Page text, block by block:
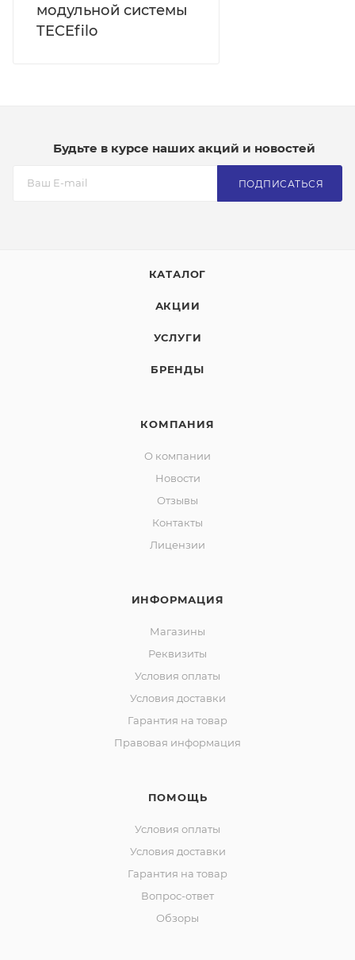
модульной системы
TECEfilo
Будьте в курсе наших акций и новостей
ПОДПИСАТЬСЯ
КАТАЛОГ
АКЦИИ
УСЛУГИ
БРЕНДЫ
КОМПАНИЯ
О компании
Новости
Отзывы
Контакты
Лицензии
ИНФОРМАЦИЯ
Магазины
Реквизиты
Условия оплаты
Условия доставки
Гарантия на товар
Правовая информация
ПОМОЩЬ
Условия оплаты
Условия доставки
Гарантия на товар
Вопрос-ответ
Обзоры